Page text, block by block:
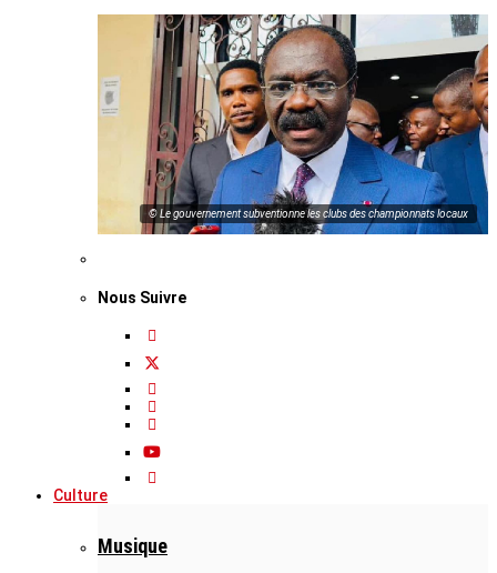
© Le gouvernement subventionne les clubs des championnats locaux
Nous Suivre
Culture
Musique